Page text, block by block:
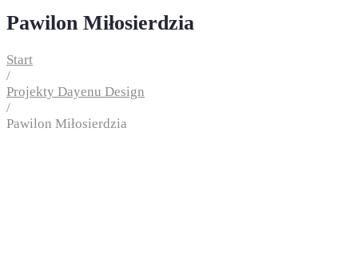
Pawilon Miłosierdzia
Start
/
Projekty Dayenu Design
/
Pawilon Miłosierdzia